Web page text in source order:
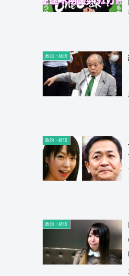
政治・経済
政治・経済
政治・経済